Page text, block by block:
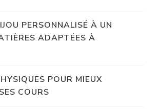
PERSONNALISÉ À UN
ADAPTÉES À
POUR MIEUX
COURS